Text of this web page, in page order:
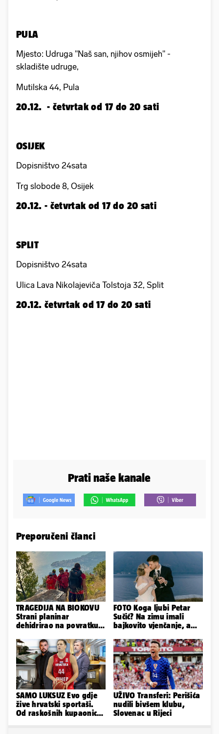
PULA
Mjesto: Udruga "Naš san, njihov osmijeh" -
skladište udruge,
Mutilska 44, Pula
20.12. - četvrtak od 17 do 20 sati
OSIJEK
Dopisništvo 24sata
Trg slobode 8, Osijek
20.12. - četvrtak od 17 do 20 sati
SPLIT
Dopisništvo 24sata
Ulica Lava Nikolajeviča Tolstoja 32, Split
20.12. četvrtak od 17 do 20 sati
Prati naše kanale
Preporučeni članci
TRAGEDIJA NA BIOKOVU
Strani planinar
dehidrirao na povratku s
FOTO Koga ljubi Petar
Sučić? Na zimu imali
bajkovito vjenčanje, a
sin!
SAMO LUKSUZ Evo gdje
žive hrvatski sportaši.
Od raskošnih kupaonica
UŽIVO Transferi: Perišića
nudili bivšem klubu,
Slovenac u Rijeci